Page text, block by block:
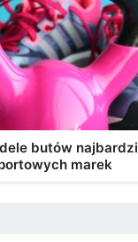
butów
marek